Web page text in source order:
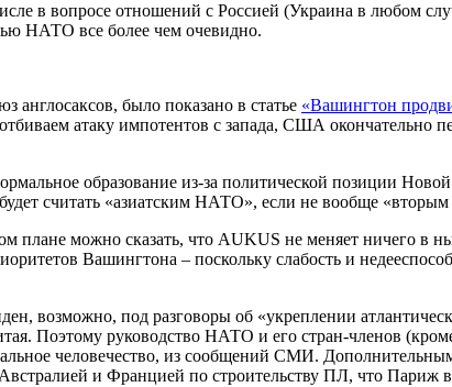
в вопросе отношений с Россией (Украина в любом
НАТО все более чем очевидно.
было показано в статье «Вашингтон
атаку импотентов с запада, США окончательно
образование из-за политической позиции
считать «азиатским НАТО», если не вообще
плане можно сказать, что AUKUS не меняет ничего в
Вашингтона – поскольку слабость и
возможно, под разговоры об «укреплении
Поэтому руководство НАТО и его стран-членов
человечество, из сообщений СМИ.
и Францией по строительству ПЛ, что Париж